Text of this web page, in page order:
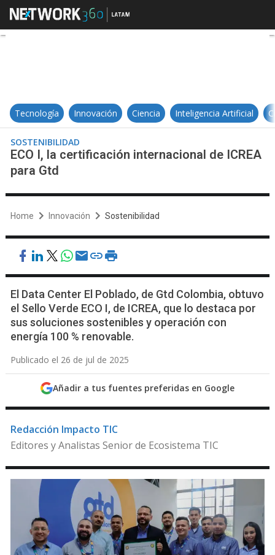
ECO I, la certificación
Tecnología Innovación Ciencia Inteligencia Artificial
SOSTENIBILIDAD
ECO I, la certificación internacional de ICREA
para Gtd
Home Innovación Sostenibilidad
El Data Center El Poblado, de Gtd Colombia, obtuvo
el Sello Verde ECO I, de ICREA, que lo destaca por
sus soluciones sostenibles y operación con
energía 100 % renovable.
Publicado el 26 de jul de 2025
Añadir a tus fuentes preferidas en Google
Redacción Impacto TIC
Editores y Analistas Senior de Ecosistema TIC